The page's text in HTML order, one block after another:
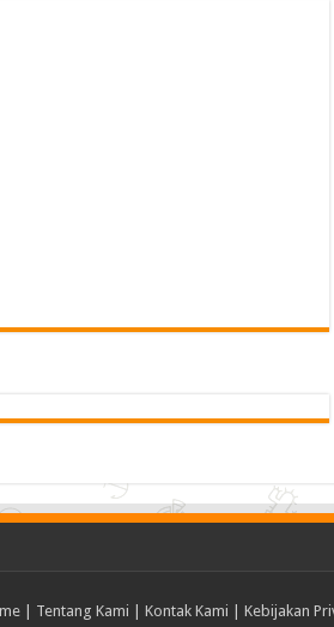
| Tentang Kami Kontak Kami Kebijakan